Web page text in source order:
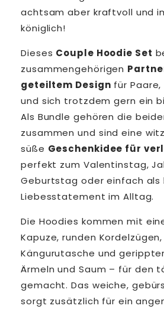
achtsam aber kraftvoll und
königlich!
Dieses Couple Hoodie Set
zusammengehörigen
geteiltem Design für
und sich trotzdem gern ein
Als Bundle gehören die
zusammen und sind eine
süße Geschenkidee für
perfekt zum Valentinstag,
Geburtstag oder einfach als
Liebesstatement im Alltag.
Die Hoodies kommen mit
Kapuze, runden
Kängurutasche und
Ärmeln und Saum – für den
gemacht. Das weiche,
sorgt zusätzlich für ein